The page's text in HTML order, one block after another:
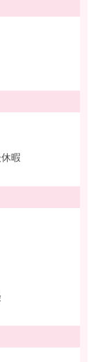
暇